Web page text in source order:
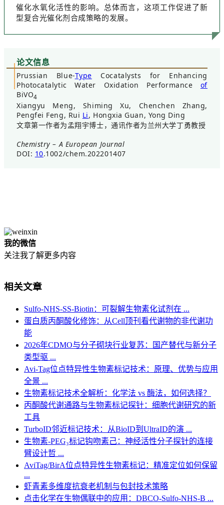
催化水氧化活性的影响。总体而言，这项工作促进了新
型复合光催化剂合成策略的发展。
论文信息
Prussian Blue-Type Cocatalysts for Enhancing
Photocatalytic Water Oxidation Performance of
BiVO4
Xiangyu Meng, Shiming Xu, Chenchen Zhang,
Pengfei Feng, Rui Li, Hongxia Guan, Yong Ding
文章第一作者为孟翔宇博士，通讯作者为兰州大学丁勇教授
Chemistry – A European Journal
DOI: 10.1002/chem.202201407
我的微信
关注我了解更多内容
相关文章
Sulfo-NHS-SS-Biotin：可裂解生物素化试剂在 ...
蛋白质丙酮酸化修饰：从Cell顶刊看代谢物的非代谢功
能
2026年CDMO与分子砌块行业复苏：国产替代与新分子
类型驱 ...
Avi-Tag位点特异性生物素标记技术：原理、优势与应用
全景 ...
生物素标记技术全解析：化学法 vs 酶法，如何选择？
丙酮酸代谢通路与生物素标记探针：细胞代谢研究的新
工具
TurboID邻近标记技术：从BioID到UltraID的演 ...
生物素-PEG₃标记钩吻素己：神经活性分子探针的连接
臂设计哲 ...
AviTag/BirA位点特异性生物素标记：精准定位如何保留
...
虾青素多维度抗衰老机制与包封技术策略
点击化学在生物偶联中的应用：DBCO-Sulfo-NHS-B ...